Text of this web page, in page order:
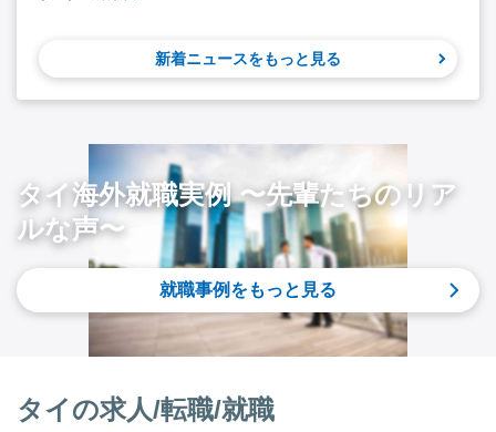
新着ニュースをもっと見る
タイ海外就職実例 〜先輩たちのリア
ルな声〜
就職事例をもっと見る
タイの求人/転職/就職